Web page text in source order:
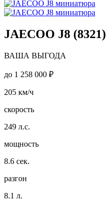
JAECOO J8 (8321)
ВАША ВЫГОДА
до 1 258 000 ₽
205 км/ч
скорость
249 л.с.
мощность
8.6 сек.
разгон
8.1 л.